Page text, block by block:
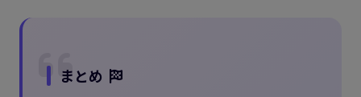
まとめ